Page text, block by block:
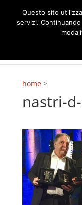
home>
nastri-
Questo sito
servizi.